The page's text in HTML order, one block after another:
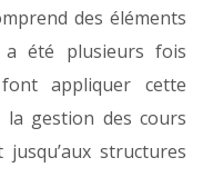
des éléments
a été plusieurs fois
appliquer cette
gestion des cours
jusqu’aux structures